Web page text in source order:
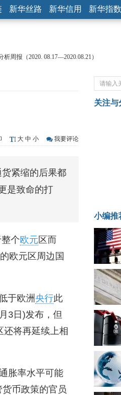
新华丝路 新华信用 新华指数
周报（2020. 08.17—2020.08.21）
周报（2020. 07.27—2020.07.31）
构性存款玩起“跷跷板” 结构性失衡藏
端资金利率明显下行
功，全产业链解析
大 中 小 我要评论
紧缩的后果都
是致命的打
个欧元 区而
欧元区周边国
于欧洲央行此
3日)发布，但
将再延续上相
胀率水平可能
币政策的官员
关注与
小编推